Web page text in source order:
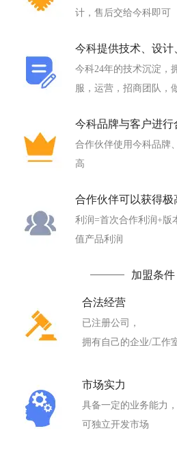
计，售后交给今科即可
今科提供技术、设计
今科24年的技术沉淀，
服，运营，招商团队，
今科品牌与客户进行
合作伙伴使用今科品牌
高
合作伙伴可以获得极
利润=首次合作利润+版
值产品利润
加盟条件
合法经营
已注册公司，
拥有自己的企业/工作
市场实力
具备一定的业务能力，
可独立开发市场